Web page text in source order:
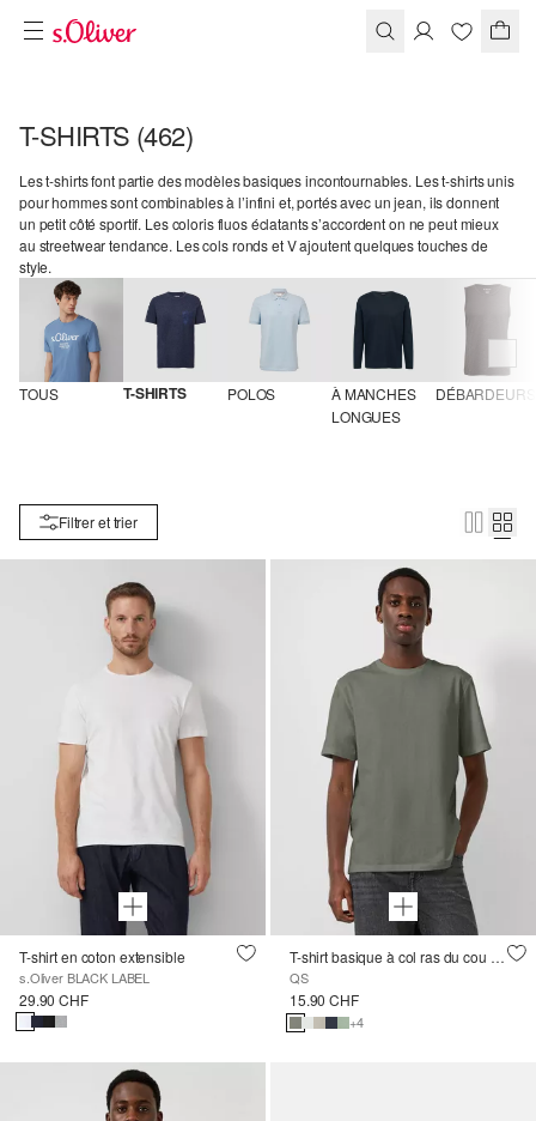
T-SHIRTS (462)
Les t-shirts font partie des modèles basiques incontournables. Les t-shirts unis
pour hommes sont combinables à l’infini et, portés avec un jean, ils donnent
un petit côté sportif. Les coloris fluos éclatants s’accordent on ne peut mieux
au streetwear tendance. Les cols ronds et V ajoutent quelques touches de
style.
TOUS T-SHIRTS POLOS
À MANCHES
LONGUES
DÉBARDEURS
Filtrer et trier
T-shirt en coton extensible
s.Oliver BLACK LABEL
29.90 CHF
T-shirt basique à col ras du cou avec impression du logo
QS
15.90 CHF
+4